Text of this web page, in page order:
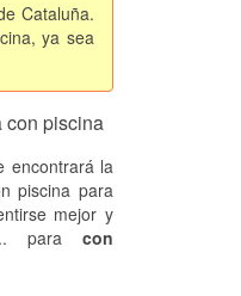
Cataluña.
ya sea
con piscina
encontrará la
piscina para
mejor y
para con